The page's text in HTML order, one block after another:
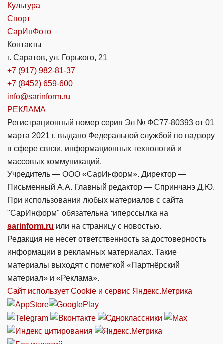
Культура
Спорт
СарИнФото
Контакты
г. Саратов, ул. Горького, 21
+7 (917) 982-81-37
+7 (8452) 659-600
info@sarinform.ru
РЕКЛАМА
Регистрационный номер серия Эл № ФС77-80393 от 01
марта 2021 г. выдано Федеральной службой по надзору
в сфере связи, информационных технологий и
массовых коммуникаций.
Учредитель — ООО «СарИнформ». Директор —
Письменный А.А. Главный редактор — Спринчанэ Д.Ю.
При использовании любых материалов с сайта
"СарИнформ" обязательна гиперссылка на
sarinform.ru или на страницу с новостью.
Редакция не несет ответственность за достоверность
информации в рекламных материалах. Такие
материалы выходят с пометкой «Партнёрский
материал» и «Реклама».
Сайт использует Cookie и сервиc Яндекс.Метрика